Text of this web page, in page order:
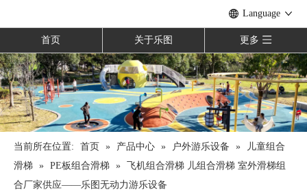
Language
首页 关于乐图 更多
当前所在位置: 首页 » 产品中心 » 户外游乐设备 »
儿童组合
滑梯 » PE板组合滑梯 » 飞机组合滑梯 儿组合滑梯 室外滑梯组
合厂家供应——乐图无动力游乐设备